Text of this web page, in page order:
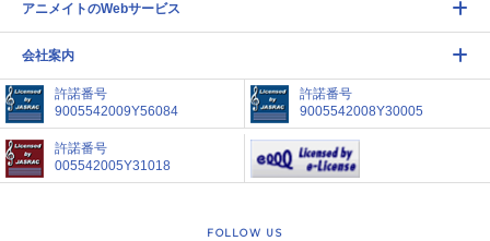
アニメイトのWebサービス
会社案内
許諾番号
9005542009Y56084
許諾番号
9005542008Y30005
許諾番号
005542005Y31018
FOLLOW US